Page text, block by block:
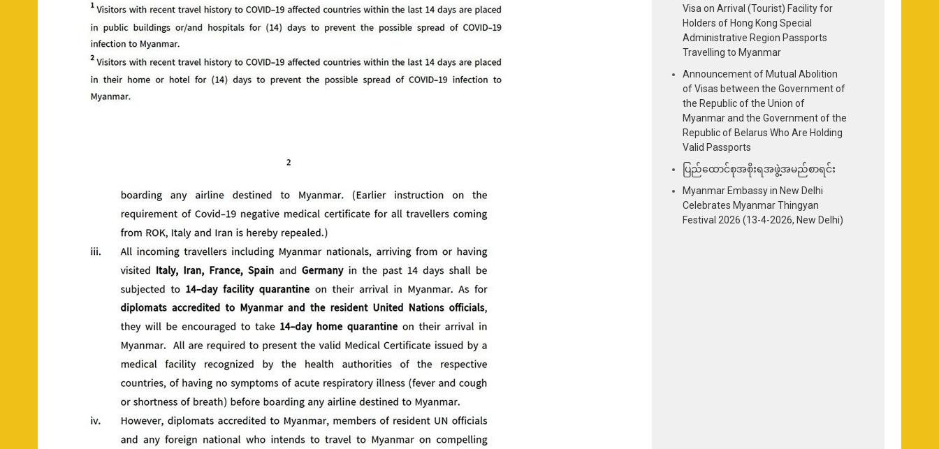
Visa on Arrival (Tourist) Facility for
Holders of Hong Kong Special
Administrative Region Passports
Travelling to Myanmar
Announcement of Mutual Abolition
of Visas between the Government of
the Republic of the Union of
Myanmar and the Government of the
Republic of Belarus Who Are Holding
Valid Passports
ပြည်ထောင်စုအစိုးရအဖွဲ့အမည်စာရင်း
Myanmar Embassy in New Delhi
Celebrates Myanmar Thingyan
Festival 2026 (13-4-2026, New Delhi)